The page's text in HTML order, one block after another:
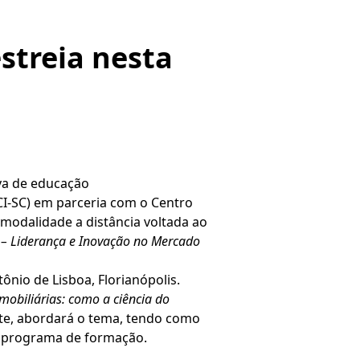
nesta
de educação
SC) em parceria com o Centro
a distância voltada ao
Liderança e Inovação no Mercado
de Lisboa, Florianópolis.
como a ciência do
abordará o tema, tendo como
de formação.